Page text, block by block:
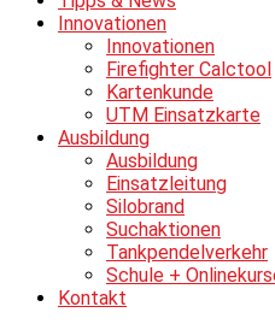
Innovationen
Innovationen
Firefighter Calctool
Kartenkunde
UTM Einsatzkarte
Ausbildung
Ausbildung
Einsatzleitung
Silobrand
Suchaktionen
Tankpendelverkehr
Schule +
Kontakt